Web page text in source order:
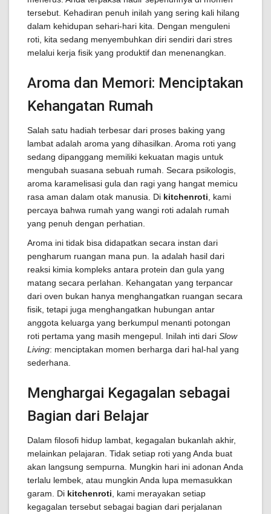
tersebut. Kehadiran penuh inilah yang sering kali hilang
dalam kehidupan sehari-hari kita. Dengan menguleni
roti, kita sedang menyembuhkan diri sendiri dari stres
melalui kerja fisik yang produktif dan menenangkan.
Aroma dan Memori: Menciptakan
Kehangatan Rumah
Salah satu hadiah terbesar dari proses baking yang
lambat adalah aroma yang dihasilkan. Aroma roti yang
sedang dipanggang memiliki kekuatan magis untuk
mengubah suasana sebuah rumah. Secara psikologis,
aroma karamelisasi gula dan ragi yang hangat memicu
rasa aman dalam otak manusia. Di kitchenroti , kami
percaya bahwa rumah yang wangi roti adalah rumah
yang penuh dengan perhatian.
Aroma ini tidak bisa didapatkan secara instan dari
pengharum ruangan mana pun. Ia adalah hasil dari
reaksi kimia kompleks antara protein dan gula yang
matang secara perlahan. Kehangatan yang terpancar
dari oven bukan hanya menghangatkan ruangan secara
fisik, tetapi juga menghangatkan hubungan antar
anggota keluarga yang berkumpul menanti potongan
roti pertama yang masih mengepul. Inilah inti dari Slow
Living: menciptakan momen berharga dari hal-hal yang
sederhana.
Menghargai Kegagalan sebagai
Bagian dari Belajar
Dalam filosofi hidup lambat, kegagalan bukanlah akhir,
melainkan pelajaran. Tidak setiap roti yang Anda buat
akan langsung sempurna. Mungkin hari ini adonan Anda
terlalu lembek, atau mungkin Anda lupa memasukkan
garam. Di kitchenroti , kami merayakan setiap
kegagalan tersebut sebagai bagian dari perjalanan